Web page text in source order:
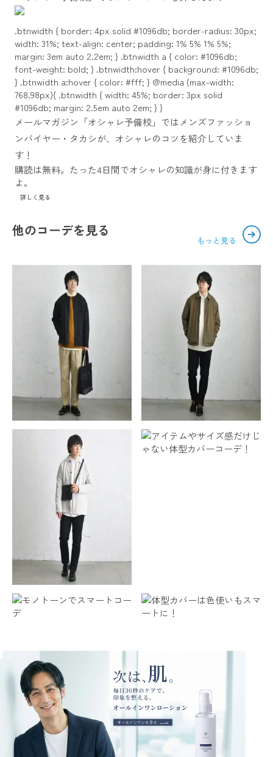
.btnwidth { border: 4px solid #1096db; border-radius: 30px;
width: 31%; text-align: center; padding: 1% 5% 1% 5%;
margin: 3em auto 2.2em; } .btnwidth a { color: #1096db;
font-weight: bold; } .btnwidth:hover { background: #1096db;
} .btnwidth a:hover { color: #fff; } @media (max-width:
768.98px){ .btnwidth { width: 45%; border: 3px solid
#1096db; margin: 2.5em auto 2em; } }
メールマガジン「オシャレ予備校」ではメンズファッショ
ンバイヤー・タカシが、オシャレのコツを紹介していま
す！
購読は無料。たった4日間でオシャレの知識が身に付きます
よ。
詳しく見る
他のコーデを見る
もっと見る